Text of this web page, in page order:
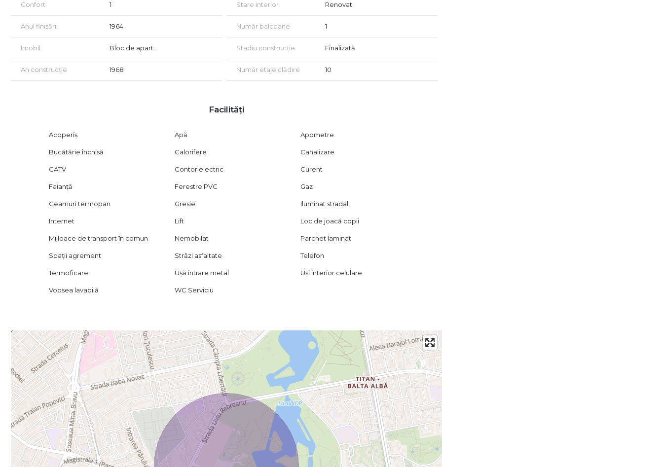
• Etaj 8/10, bloc civilizat si bine intreținut
• Balcon de 6mp cu vedere deschisa catre zona verde
• Vecinatate excelenta, linistita si civilizata
Aproape de tot ce conteaza:
• Cupluri sau familii la inceput de drum
• Investitori care vor randament ridicat si inchiriere rapida
* Pozele au scop strict informativ, ele reprezinta randari aproximative ale apartamentului complet finisaj, in acest
Vizionarea se face exclusiv pe baza unui acord de vizionare, conform art. 2096–2102 Cod Civil.
Certificatul energetic va fi prezentat la momentul vanzarii.
Pentru detalii sau vizionare, ne gasesti aici – mereu cu busola spre reusita.
Confort 1 Stare interior Renovat
Anul finisării 1964 Număr balcoane 1
Imobil Bloc de apart. Stadiu construcție Finalizată
An construcție 1968 Număr etaje clădire 10
Facilități
Acoperiș Apă Apometre
Bucătărie închisă Calorifere Canalizare
CATV Contor electric Curent
Faianță Ferestre PVC Gaz
Geamuri termopan Gresie Iluminat stradal
Internet Lift Loc de joacă copii
Mijloace de transport în comun Nemobilat Parchet laminat
Spații agrement Străzi asfaltate Telefon
Termoficare Ușă intrare metal Uși interior celulare
Vopsea lavabilă WC Serviciu